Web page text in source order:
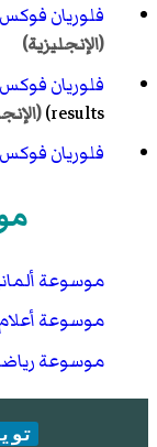
فلوريان فوكس
(الإنجليزية)
فلوريان فوكس
results)
فلوريان فوكس
موسوعة
موسوعة أعلام
موسوعة